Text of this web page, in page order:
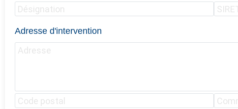
Adresse d'intervention